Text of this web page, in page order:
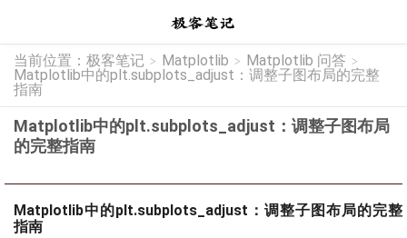
当前位置： 极客笔记 > Matplotlib > Matplotlib 问答 >
Matplotlib中的plt.subplots_adjust：调整子图布局的完整
指南
Matplotlib中的plt.subplots_adjust：调整子图布局
的完整指南
Matplotlib中的plt.subplots_adjust：调整子图布局的完整
指南